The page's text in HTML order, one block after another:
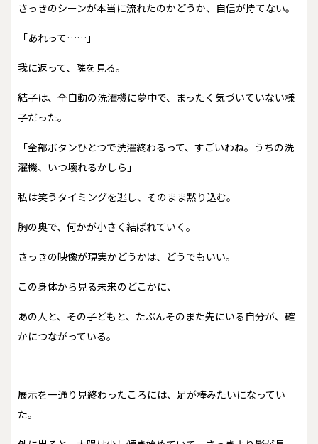
さっきのシーンが本当に流れたのかどうか、自信が持てない。
「あれって……」
我に返って、隣を見る。
結子は、全自動の洗濯機に夢中で、まったく気づいていない様
子だった。
「全部ボタンひとつで洗濯終わるって、すごいわね。うちの洗
濯機、いつ壊れるかしら」
私は笑うタイミングを逃し、そのまま黙り込む。
胸の奥で、何かが小さく結ばれていく。
さっきの映像が現実かどうかは、どうでもいい。
この身体から見る未来のどこかに、
あの人と、その子どもと、たぶんそのまた先にいる自分が、確
かにつながっている。
展示を一通り見終わったころには、足が棒みたいになってい
た。